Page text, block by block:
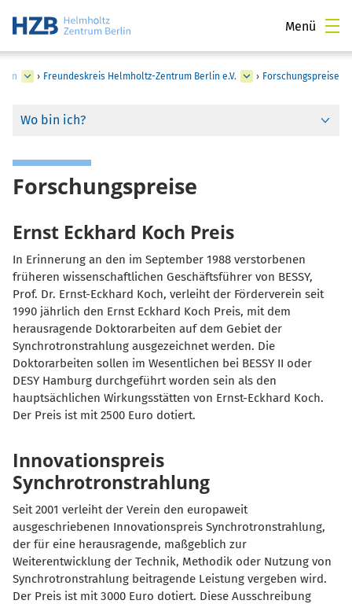
Menü
› Freundeskreis Helmholtz-Zentrum Berlin e.V. › Forschungspreise
Wo bin ich?
Forschungspreise
Ernst Eckhard Koch Preis
In Erinnerung an den im September 1988 verstorbenen
früheren wissenschaftlichen Geschäftsführer von BESSY,
Prof. Dr. Ernst-Eckhard Koch, verleiht der Förderverein seit
1990 jährlich den Ernst Eckhard Koch Preis, mit dem
herausragende Doktorarbeiten auf dem Gebiet der
Synchrotronstrahlung ausgezeichnet werden. Die
Doktorarbeiten sollen im Wesentlichen bei BESSY II oder
DESY Hamburg durchgeführt worden sein als den
hauptsächlichen Wirkungsstätten von Ernst-Eckhard Koch.
Der Preis ist mit 2500 Euro dotiert.
Innovationspreis
Synchrotronstrahlung
Seit 2001 verleiht der Verein den europaweit
ausgeschriebenen Innovationspreis Synchrotronstrahlung,
der für eine herausragende, maßgeblich zur
Weiterentwicklung der Technik, Methodik oder Nutzung von
Synchrotronstrahlung beitragende Leistung vergeben wird.
Der Preis ist mit 3000 Euro dotiert. Diese Ausschreibung